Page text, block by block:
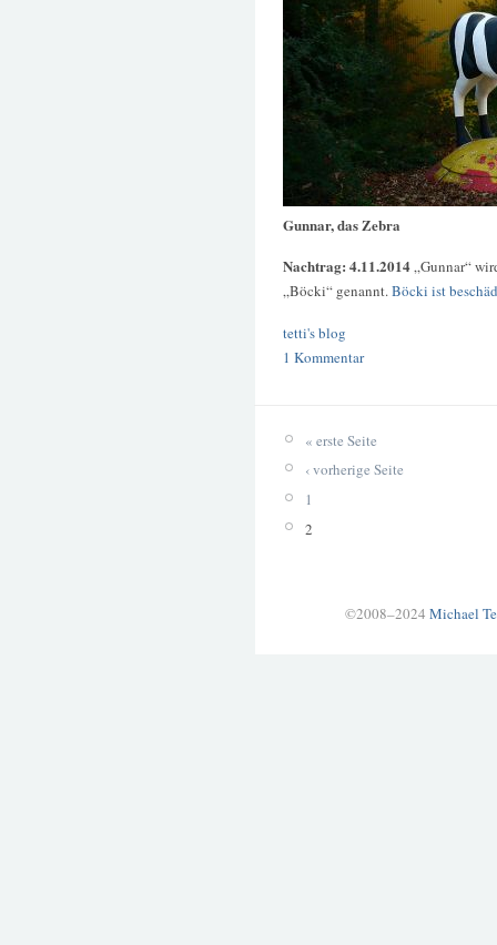
Gunnar, das Zebra
Nachtrag: 4.11.2014„Gunnar“
„Böcki“ genannt.Böcki ist
tetti's blog
1 Kommentar
« erste Seite
‹ vorherige Seite
1
2
©2008–2024 Michael